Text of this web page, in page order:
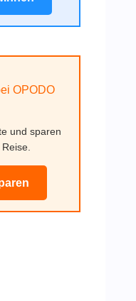
OPODO
und sparen